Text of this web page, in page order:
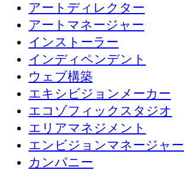
アートディレクター
アートマネージャー
インストーラー
インディペンデント
ウェブ構築
エキシビジョンメーカー
エコゾフィックスタジオ
エリアマネジメント
エンビジョンマネージャー
カンパニー